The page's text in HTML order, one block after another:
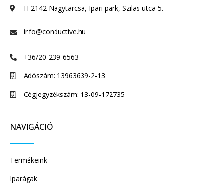
H-2142 Nagytarcsa, Ipari park, Szilas utca 5.
info@conductive.hu
+36/20-239-6563
Adószám: 13963639-2-13
Cégjegyzékszám: 13-09-172735
NAVIGÁCIÓ
Termékeink
Iparágak